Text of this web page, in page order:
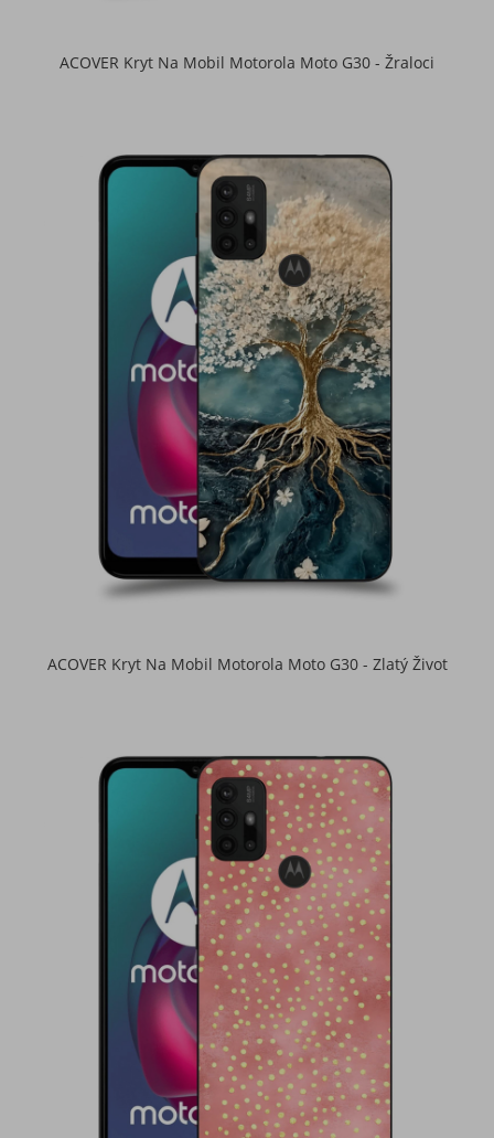
ACOVER Kryt Na Mobil Motorola Moto G30 - Žraloci
ACOVER Kryt Na Mobil Motorola Moto G30 - Zlatý Život